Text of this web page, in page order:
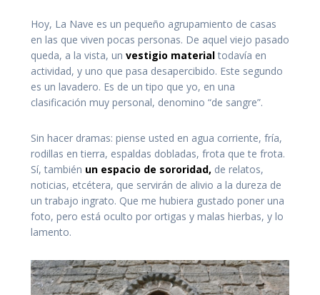
Hoy, La Nave es un pequeño agrupamiento de casas
en las que viven pocas personas. De aquel viejo pasado
queda, a la vista, un vestigio material todavía en
actividad, y uno que pasa desapercibido. Este segundo
es un lavadero. Es de un tipo que yo, en una
clasificación muy personal, denomino “de sangre”.
Sin hacer dramas: piense usted en agua corriente, fría,
rodillas en tierra, espaldas dobladas, frota que te frota.
Sí, también un espacio de sororidad, de relatos,
noticias, etcétera, que servirán de alivio a la dureza de
un trabajo ingrato. Que me hubiera gustado poner una
foto, pero está oculto por ortigas y malas hierbas, y lo
lamento.